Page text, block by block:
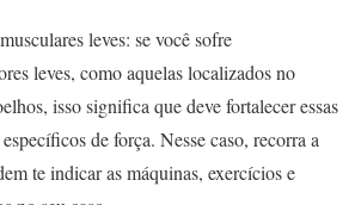
leves: se você sofre
leves, como aquelas localizados no
isso significa que deve fortalecer essas
de força. Nesse caso, recorra a
te indicar as máquinas, exercícios e